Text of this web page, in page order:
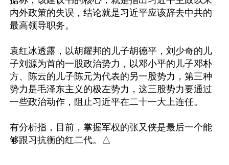
内外政策的失误，结论就是习近平应该辞去中共的
最高领导职务。
袁红冰透露，以胡耀邦的儿子胡德平，刘少奇的儿
子刘源为首的一股政治势力，以邓小平的儿子邓朴
方、陈云的儿子陈元为代表的另一股势力，第三种
势力是毛泽东主义的极左势力，这三股势力要通过
一些政治动作，阻止习近平在二十一大上连任。
有分析指，目前，掌握军权的张又侠是最后一个能